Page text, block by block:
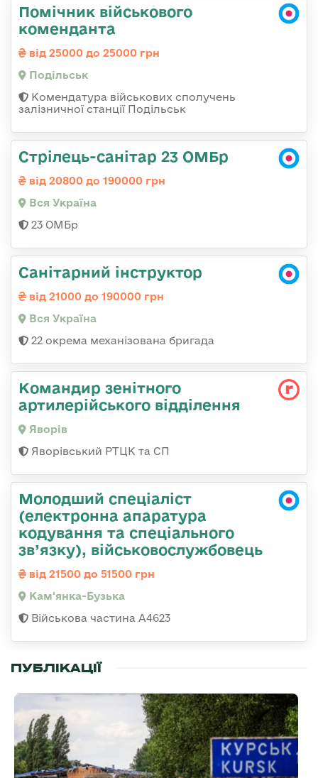
Помічник військового
коменданта
від 25000 до 25000 грн
Подільськ
Комендатура військових сполучень
залізничної станції Подільськ
Стрілець-санітар 23 ОМБр
від 20800 до 190000 грн
Вся Україна
23 ОМБр
Санітарний інструктор
від 21000 до 190000 грн
Вся Україна
22 окрема механізована бригада
Командир зенітного
артилерійського відділення
Яворів
Яворівський РТЦК та СП
Молодший спеціаліст
(електронна апаратура
кодування та спеціального
зв’язку), військовослужбовець
від 21500 до 51500 грн
Кам'янка-Бузька
Військова частина А4623
ПУБЛІКАЦІЇ